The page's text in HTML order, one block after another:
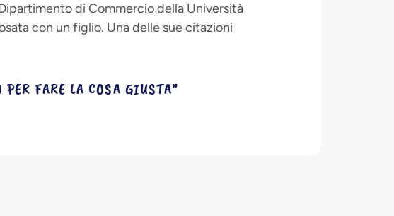
di Commercio della Università
con un figlio. Una delle sue citazioni
FARE LA COSA GIUSTA”